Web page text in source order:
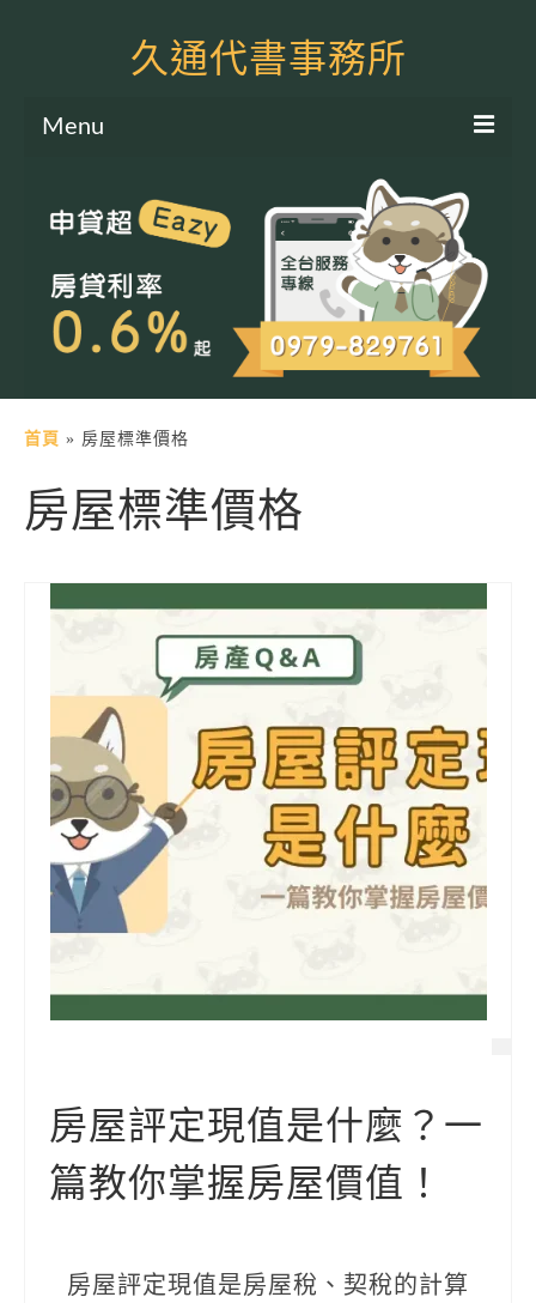
久通代書事務所
Menu
土地二胎申貸
房屋二胎申貸
軍公教貸款
土地貸款
房屋貸款
信用貸款
代書貸款
銀行貸款
其他貸款
申貸Q&A
久通專欄
時事解析
生活理財
首頁 » 房屋標準價格
房屋標準價格
房屋評定現值是什麼？一
篇教你掌握房屋價值！
房屋評定現值是房屋稅、契稅的計算